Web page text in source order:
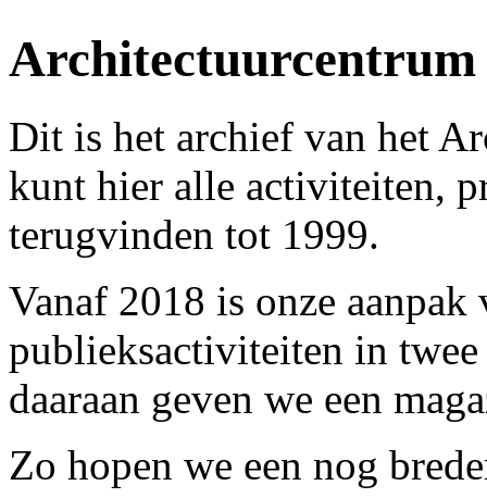
Architectuurcentrum
Dit is het archief van het
kunt hier alle activiteiten,
terugvinden tot 1999.
Vanaf 2018 is onze aanpak
publieksactiviteiten in twee
daaraan geven we een
Zo hopen we een nog